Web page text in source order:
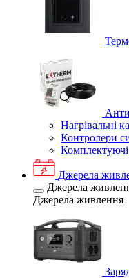
Нагрівальні
Контролери
Комплектуючі
Джерела
Джерела
Джерела живлення